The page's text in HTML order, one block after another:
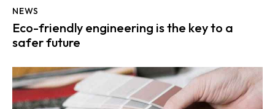
NEWS
Eco-friendly engineering is the key to a
safer future